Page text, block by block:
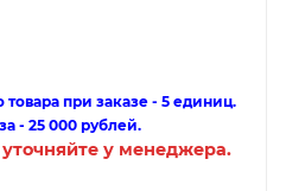
при заказе - 5 единиц.
- 25 000 рублей.
у менеджера.